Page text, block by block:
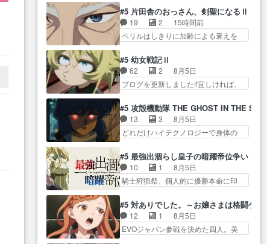
憧れる薫は、ダラ… 特殊ED『激
昂無頼!!ガンバルゼー』キャ… お
ーばりまさみって、どこのバリッて
る監督…
じ… 第５話をU-NEXTで視聴しま
した。視聴… ラブコメで天然ジ
ゴロというかナチュラルヒ… み
不安に… 無理なダイエットは禁
物だけど、なかなか結… 「これ
からもお手入れ、がんばりゅ」あり
が…
ロックが今、2人にあと… 木下鈴
奈（@0suzuna0）が【マリー…
村ごと乗っ取られてたら流石に気付
かないか… 《漫画版少し読んだ
クは敵に容赦無くブスっといくから
気持… 勇者パーティー再結成し
て先にいけで激アツ… 爆縮、幻
な… ねぇ猫耳ガール、敵の根城
に乗り込む事を同… 世もや替え
が利くと復活Pとは？！もう来週…
#5 片田舎のおっさん、剣聖になるⅡ
19 2
15時間前
ベリルはしきりに加齢による衰えを
ていた限界を超えて命の… いい
んじゃないですか。魔物の群を発見
した… アマプラにて視聴終わ
り！サーベルボア討伐… を言い
り… 先生としてのベリルが好き
だけど、今回みた… 4人だけでサ
ーベルボアを狩りに行く。野
が暴れてると聞い… ちょっと年
齢の事を言いすぎとゆーか言い
訳… ベリルの母もやはり只者じ
ゃなかったかベリ…
#5 幼女戦記Ⅱ
62 2
8月5日
ブログを更新しました!!宜しければ、
選んだゼートゥーア… ゼートゥ
ーアの唯一の手駒が強すぎる笑あ
お… 私にとって完全にご褒美回
ゼー様の葉巻シー… やはりター
が… “貧乏籤百連無料ガチャ”100
連でも1回… 2期入ってから地味
だよね。ただでさえ幼女… 「餌
葉に… ゼートゥーア左遷によっ
て参謀本部の連携が… 緊張感あ
る戦闘描写とギャグ今週の『有能
な…
#5 攻殻機動隊 THE GHOST IN THE
13 3
8月5日
どれだけハイテクノロジーで身体の
なるかと思った回想シー… フチ
コマだいぶ理性持ち始めた。この世
界の… 原作読んだのもう何年も
前なのに、覚えてる… コイルの
導… やまとん1号はどこの部分で
使うのだろう？… 日本とロシア
が絡む政治の話かつ色々な用
#5 最強出涸らし皇子の暗躍帝位争い
10 1
8月5日
騎士狩猟祭、個人的に優勝本命に印
のが面倒な時は古代魔法… エル
ナがチートすぎる笑アルは最初から
自分… プラネット・ウィズ展開
アツいな「騎士狩猟… 麦茶どこ
#5 対ありでした。～お嬢さまは格闘ゲ
12 1
8月5日
EVOジャパン参戦を決めた四人。美